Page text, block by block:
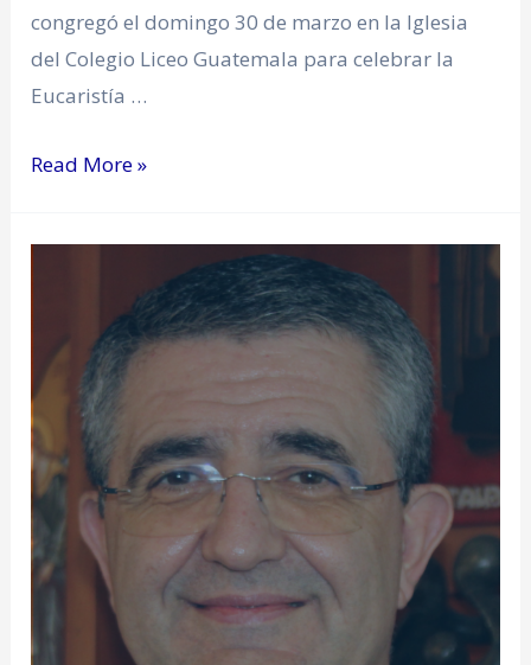
congregó el domingo 30 de marzo en la Iglesia
del Colegio Liceo Guatemala para celebrar la
Eucaristía …
Read More »